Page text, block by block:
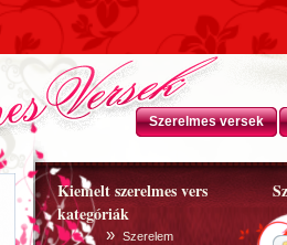
Szerelmes versek
Kiemelt szerelmes vers
kategóriák
» Szerelem